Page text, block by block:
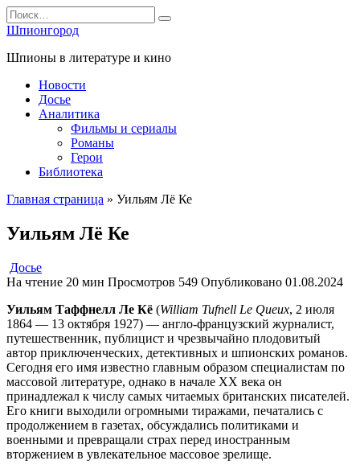
Перейти
к
содержанию
Search
for:
Шпионгород
Шпионы в литературе и кино
Новости
Досье
Аналитика
Фильмы и сериалы
Романы
Герои
Библиотека
Главная страница » Уильям Лё Ке
Уильям Лё Ке
Досье
На чтение 20 мин Просмотров 549 Опубликовано 01.08.2024
Уильям Таффнелл Ле Кё (William Tufnell Le Queux, 2 июля
1864 — 13 октября 1927) — англо-французский журналист,
путешественник, публицист и чрезвычайно плодовитый
автор приключенческих, детективных и шпионских романов.
Сегодня его имя известно главным образом специалистам по
массовой литературе, однако в начале XX века он
принадлежал к числу самых читаемых британских писателей.
Его книги выходили огромными тиражами, печатались с
продолжением в газетах, обсуждались политиками и
военными и превращали страх перед иностранным
вторжением в увлекательное массовое зрелище.